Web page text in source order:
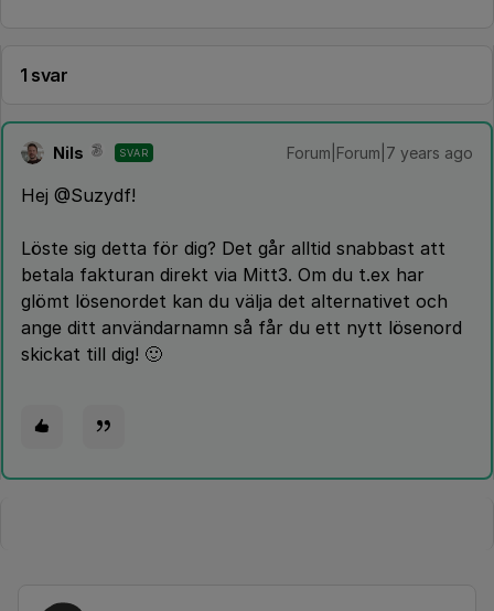
1 svar
Nils SVAR Forum|Forum|7 years ago
Hej @Suzydf!
Löste sig detta för dig? Det går alltid snabbast att
betala fakturan direkt via Mitt3. Om du t.ex har
glömt lösenordet kan du välja det alternativet och
ange ditt användarnamn så får du ett nytt lösenord
skickat till dig! 🙂